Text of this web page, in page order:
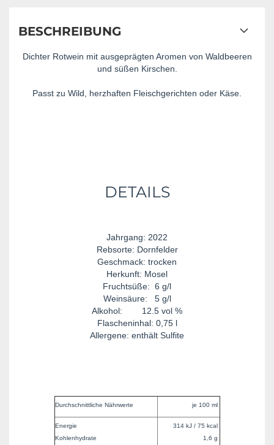
BESCHREIBUNG
Dichter Rotwein mit ausgeprägten Aromen von Waldbeeren
und süßen Kirschen.
Passt zu Wild, herzhaften Fleischgerichten oder Käse.
DETAILS
Jahrgang: 2022
Rebsorte: Dornfelder
Geschmack: trocken
Herkunft: Mosel
Fruchtsüße: 6 g/l
Weinsäure: 5 g/l
Alkohol: 12.5 vol %
Flascheninhal: 0,75 l
Allergene: enthält Sulfite
Durchschnittliche Nährwerte je 100 ml
Energie
Kohlenhydrate
314 kJ / 75 kcal
1,6 g